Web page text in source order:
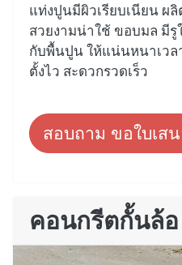
แท่งปูนมีผิวเรียบเนียน ผ
สวยงามน่าใช้ ขอบมล มีรู
กับพื้นปูน ให้แน่นหนาเวล
ตั้งไว สะดวกรวดเร็ว
สอบถาม ขอใบเส
คอนกรีตกั้นล้อ